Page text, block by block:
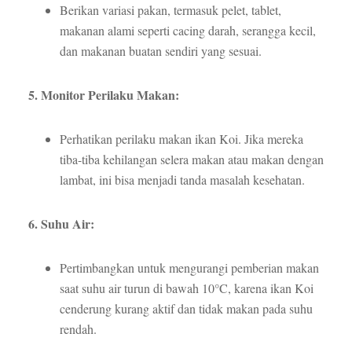
Berikan variasi pakan, termasuk pelet, tablet,
makanan alami seperti cacing darah, serangga kecil,
dan makanan buatan sendiri yang sesuai.
5. Monitor Perilaku Makan:
Perhatikan perilaku makan ikan Koi. Jika mereka
tiba-tiba kehilangan selera makan atau makan dengan
lambat, ini bisa menjadi tanda masalah kesehatan.
6. Suhu Air:
Pertimbangkan untuk mengurangi pemberian makan
saat suhu air turun di bawah 10°C, karena ikan Koi
cenderung kurang aktif dan tidak makan pada suhu
rendah.